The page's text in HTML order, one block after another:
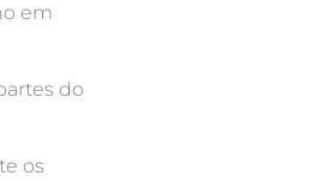
em
do
os